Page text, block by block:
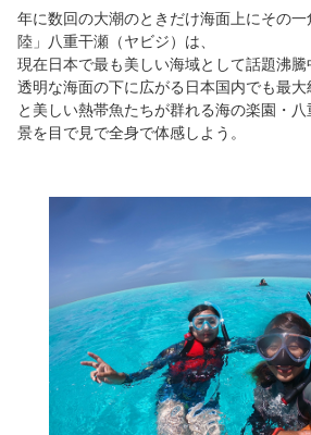
年に数回の大潮のときだけ海面上にその
陸」八重干瀬（ヤビジ）は、
現在日本で最も美しい海域として話題沸騰
透明な海面の下に広がる日本国内でも最
と美しい熱帯魚たちが群れる海の楽園・
景を目で見で全身で体感しよう。